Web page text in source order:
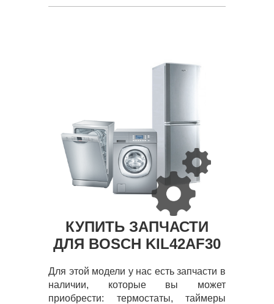
КУПИТЬ ЗАПЧАСТИ
ДЛЯ BOSCH KIL42AF30
Для этой модели у нас есть запчасти в
наличии, которые вы может
приобрести: термостаты, таймеры